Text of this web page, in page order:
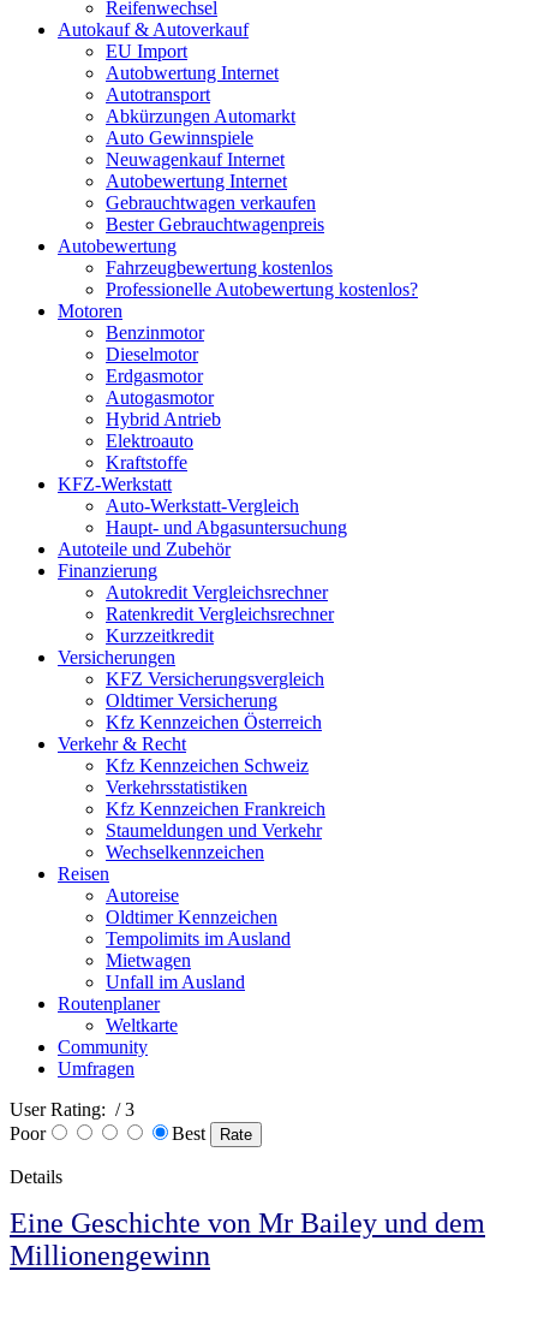
Reifenwechsel
Autokauf & Autoverkauf
EU Import
Autobwertung Internet
Autotransport
Abkürzungen Automarkt
Auto Gewinnspiele
Neuwagenkauf Internet
Autobewertung Internet
Gebrauchtwagen verkaufen
Bester Gebrauchtwagenpreis
Autobewertung
Fahrzeugbewertung kostenlos
Professionelle Autobewertung kostenlos?
Motoren
Benzinmotor
Dieselmotor
Erdgasmotor
Autogasmotor
Hybrid Antrieb
Elektroauto
Kraftstoffe
KFZ-Werkstatt
Auto-Werkstatt-Vergleich
Haupt- und Abgasuntersuchung
Autoteile und Zubehör
Finanzierung
Autokredit Vergleichsrechner
Ratenkredit Vergleichsrechner
Kurzzeitkredit
Versicherungen
KFZ Versicherungsvergleich
Oldtimer Versicherung
Kfz Kennzeichen Österreich
Verkehr & Recht
Kfz Kennzeichen Schweiz
Verkehrsstatistiken
Kfz Kennzeichen Frankreich
Staumeldungen und Verkehr
Wechselkennzeichen
Reisen
Autoreise
Oldtimer Kennzeichen
Tempolimits im Ausland
Mietwagen
Unfall im Ausland
Routenplaner
Weltkarte
Community
Umfragen
User Rating: / 3
Poor
Best
Details
Eine Geschichte von Mr Bailey und dem
Millionengewinn